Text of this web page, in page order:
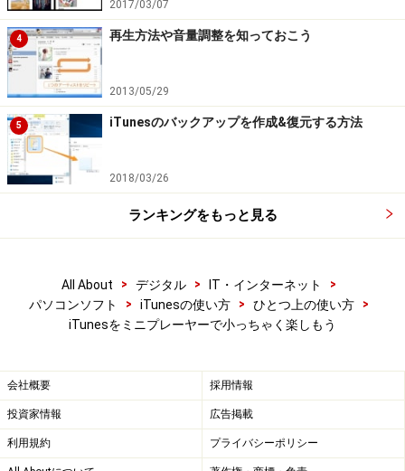
2017/03/07
4 再生方法や音量調整を知っておこう
2013/05/29
5 iTunesのバックアップを作成&復元する方法
2018/03/26
ランキングをもっと見る
All About > デジタル > IT・インターネット
>
パソコンソフト
> iTunesの使い方 > ひとつ上の使い方
>
iTunesをミニプレーヤーで小っちゃく楽しもう
会社概要 採用情報
投資家情報 広告掲載
利用規約 プライバシーポリシー